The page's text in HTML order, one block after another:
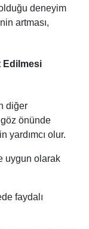
olduğu deneyim
artması,
Edilmesi
diğer
göz önünde
yardımcı olur.
uygun olarak
faydalı